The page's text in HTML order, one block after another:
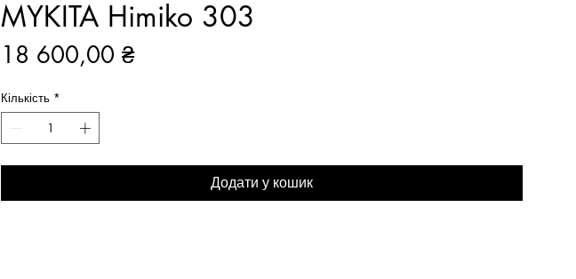
MYKITA Himiko 303
18 600,00 ₴Ціна
Кількість *
Додати у кошик